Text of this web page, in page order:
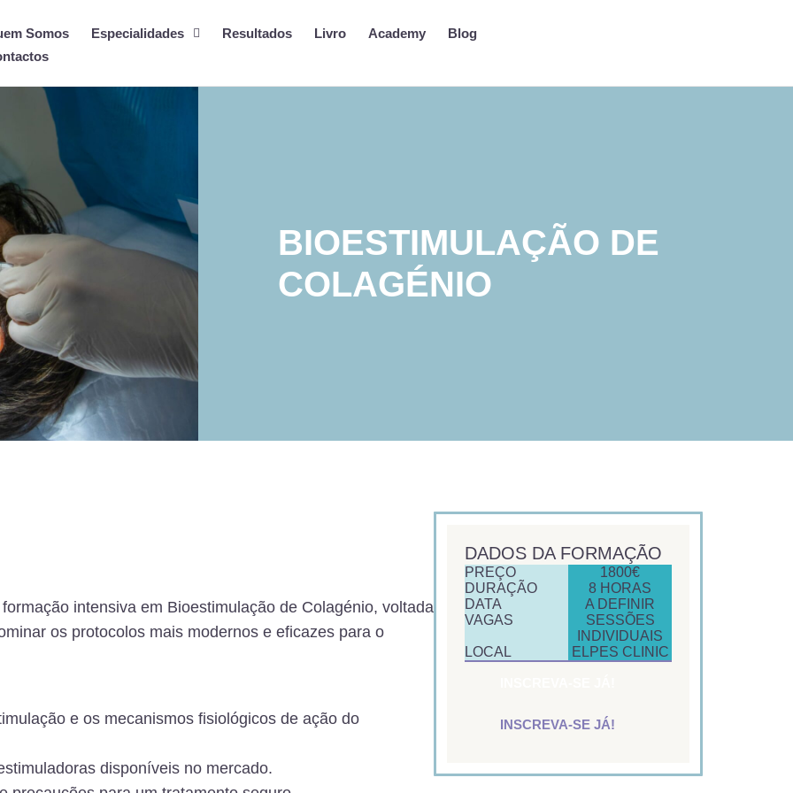
Somos Especialidades Resultados Livro Academy
Blog
BIOESTIMULAÇÃO DE
COLAGÉNIO
intensiva em Bioestimulação de Colagénio, voltada
os protocolos mais modernos e eficazes para o
e os mecanismos fisiológicos de ação do
disponíveis no mercado.
DADOS DA FORMAÇÃO
PREÇO
1800€
DURAÇÃO
8 HORAS
DATA
A DEFINIR
VAGAS
SESSÕES
INDIVIDUAIS
LOCAL
ELPES CLINIC
INSCREVA-SE JÁ!